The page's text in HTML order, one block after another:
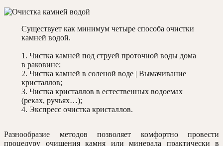
Существует как минимум четыре способа очистки
камней водой.
1. Чистка камней под струей проточной воды дома
в раковине;
2. Чистка камней в соленой воде | Вымачивание
кристаллов;
3. Чистка кристаллов в естественных водоемах
(реках, ручьях…);
4. Экспресс очистка кристаллов.
Разнообразие методов позволяет комфортно провести
процедуру очищения камня или минерала практически в